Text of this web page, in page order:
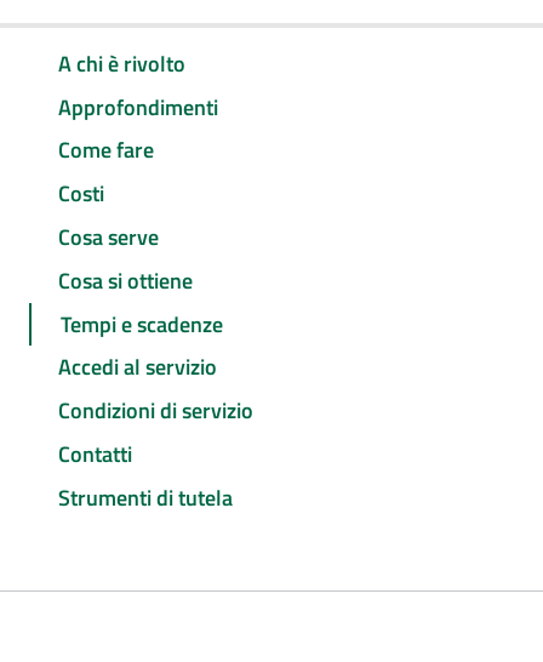
A chi è rivolto
Approfondimenti
Come fare
Costi
Cosa serve
Cosa si ottiene
Tempi e scadenze
Accedi al servizio
Condizioni di servizio
Contatti
Strumenti di tutela